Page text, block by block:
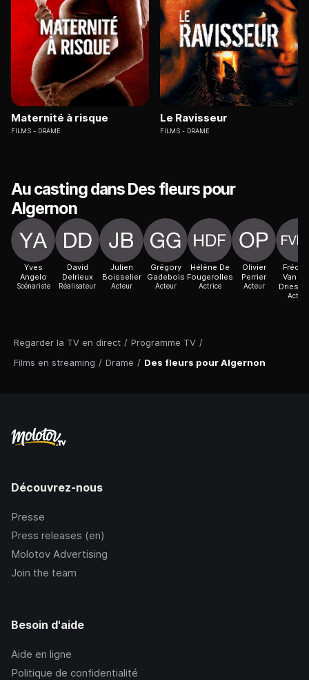
Regarder la TV en direct / Programme TV /
Films en streaming / Drame / Des fleurs pour Algernon
Maternité à risque
FILMS DRAME
Le Ravisseur
FILMS DRAME
Au casting dans Des fleurs pour
Algernon
Yves
Angelo
Scénariste
David
Delrieux
Réalisateur
Julien
Boisselier
Acteur
Grégory
Gadebois
Acteur
Hélène De
Fougerolles
Actrice
Olivier
Perrier
Acteur
Van
Acteur
Découvrez-nous
Presse
Press releases (en)
Molotov Advertising
Join the team
Besoin d'aide
Aide en ligne
Politique de confidentialité